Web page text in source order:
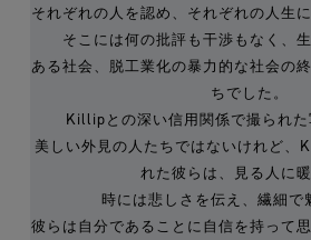
それぞれの人を認め、それぞれの人生
そこには何の批評も干渉もなく、
ある社会、脱工業化の暴力的な社会の
ちでした。
Killipとの深い信用関係で撮られた
美しい外見の人たちではないけれど、
れた彼らは、見る人に暖
時には悲しさを伝え、繊細で
彼らは自分であることに自信を持って